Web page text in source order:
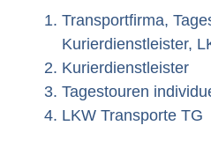
Transportfirma,
Kurierdienstleister,
Kurierdienstleister
Tagestouren
LKW Transporte TG